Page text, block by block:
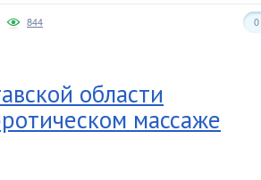
0
844
области
массаже